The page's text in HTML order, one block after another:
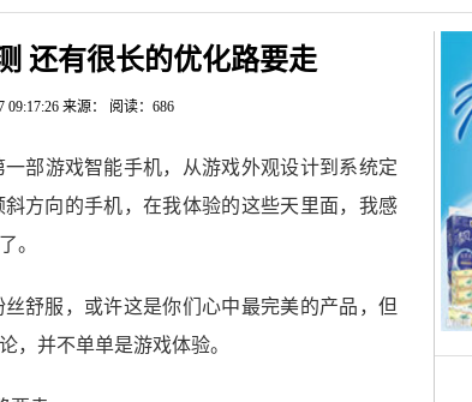
还有很长的优化路要走
09:17:26 来源： 阅读：686
部游戏智能手机，从游戏外观设计到系统定
方向的手机，在我体验的这些天里面，我感
。
舒服，或许这是你们心中最完美的产品，但
，并不单单是游戏体验。